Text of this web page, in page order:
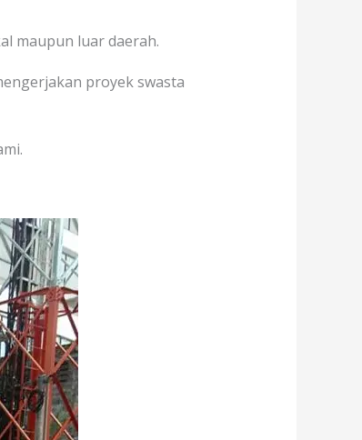
maupun luar daerah.
proyek swasta